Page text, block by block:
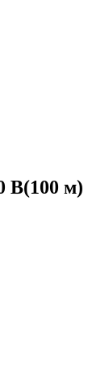
В(100 м)